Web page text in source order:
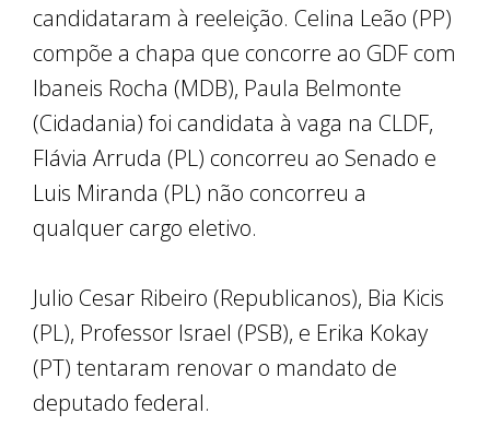
candidataram à reeleição. Celina Leão (PP)
compõe a chapa que concorre ao GDF com
Ibaneis Rocha (MDB), Paula Belmonte
(Cidadania) foi candidata à vaga na CLDF,
Flávia Arruda (PL) concorreu ao Senado e
Luis Miranda (PL) não concorreu a
qualquer cargo eletivo.
Julio Cesar Ribeiro (Republicanos), Bia Kicis
(PL), Professor Israel (PSB), e Erika Kokay
(PT) tentaram renovar o mandato de
deputado federal.